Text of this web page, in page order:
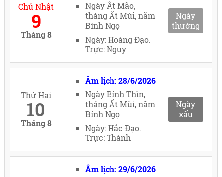
Chủ Nhật
9
Tháng 8
Ngày Ất Mão,
tháng Ất Mùi, năm
Bính Ngọ
Ngày: Hoàng Đạo.
Trực: Nguy
Ngày
thường
Thứ Hai
10
Tháng 8
Âm lịch: 28/6/2026
Ngày Bính Thìn,
tháng Ất Mùi, năm
Bính Ngọ
Ngày: Hắc Đạo.
Trực: Thành
Ngày
xấu
Âm lịch: 29/6/2026